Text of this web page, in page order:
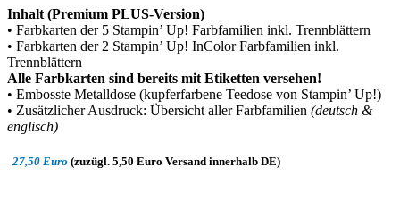
Inhalt (Premium PLUS-Version)
• Farbkarten der 5 Stampin’ Up! Farbfamilien inkl. Trennblättern
• Farbkarten der 2 Stampin’ Up! InColor Farbfamilien inkl.
Trennblättern
Alle Farbkarten sind bereits mit Etiketten versehen!
• Embosste Metalldose (kupferfarbene Teedose von Stampin’ Up!)
• Zusätzlicher Ausdruck: Übersicht aller Farbfamilien (deutsch &
englisch)
27,50 Euro (zuzügl. 5,50 Euro Versand innerhalb DE)